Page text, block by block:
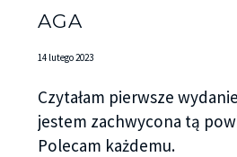
AGA
14 lutego 2023
Czytałam pierwsze
jestem zachwycona tą
Polecam każdemu.